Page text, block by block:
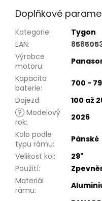
Doplňkové
Kategorie:
Tygon
EAN:
Výrobce
motoru:
Kapacita
baterie:
700 -
Dojezd:
100 až
? Modelový
rok:
2026
Kolo podle
typu rámu:
Pánské
Velikost kol:
29"
Použití:
Materiál
rámu: